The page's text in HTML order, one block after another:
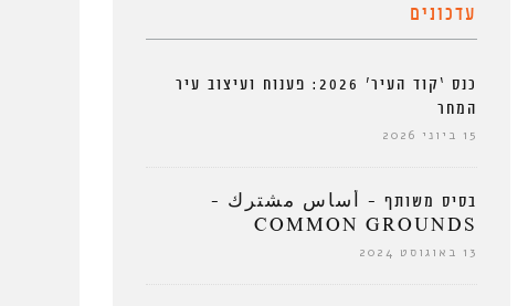
עדכונים
כנס ‘קוד העיר’ 2026: פענוח ועיצוב עיר
המחר
15 ביוני 2026
בסיס משותף – أساس مشترك –
COMMON GROUNDS
13 באוגוסט 2024